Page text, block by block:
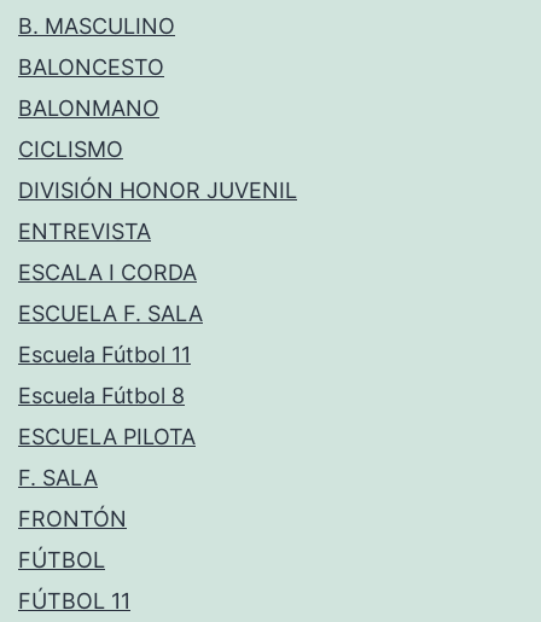
B. MASCULINO
BALONCESTO
BALONMANO
CICLISMO
DIVISIÓN HONOR JUVENIL
ENTREVISTA
ESCALA I CORDA
ESCUELA F. SALA
Escuela Fútbol 11
Escuela Fútbol 8
ESCUELA PILOTA
F. SALA
FRONTÓN
FÚTBOL
FÚTBOL 11